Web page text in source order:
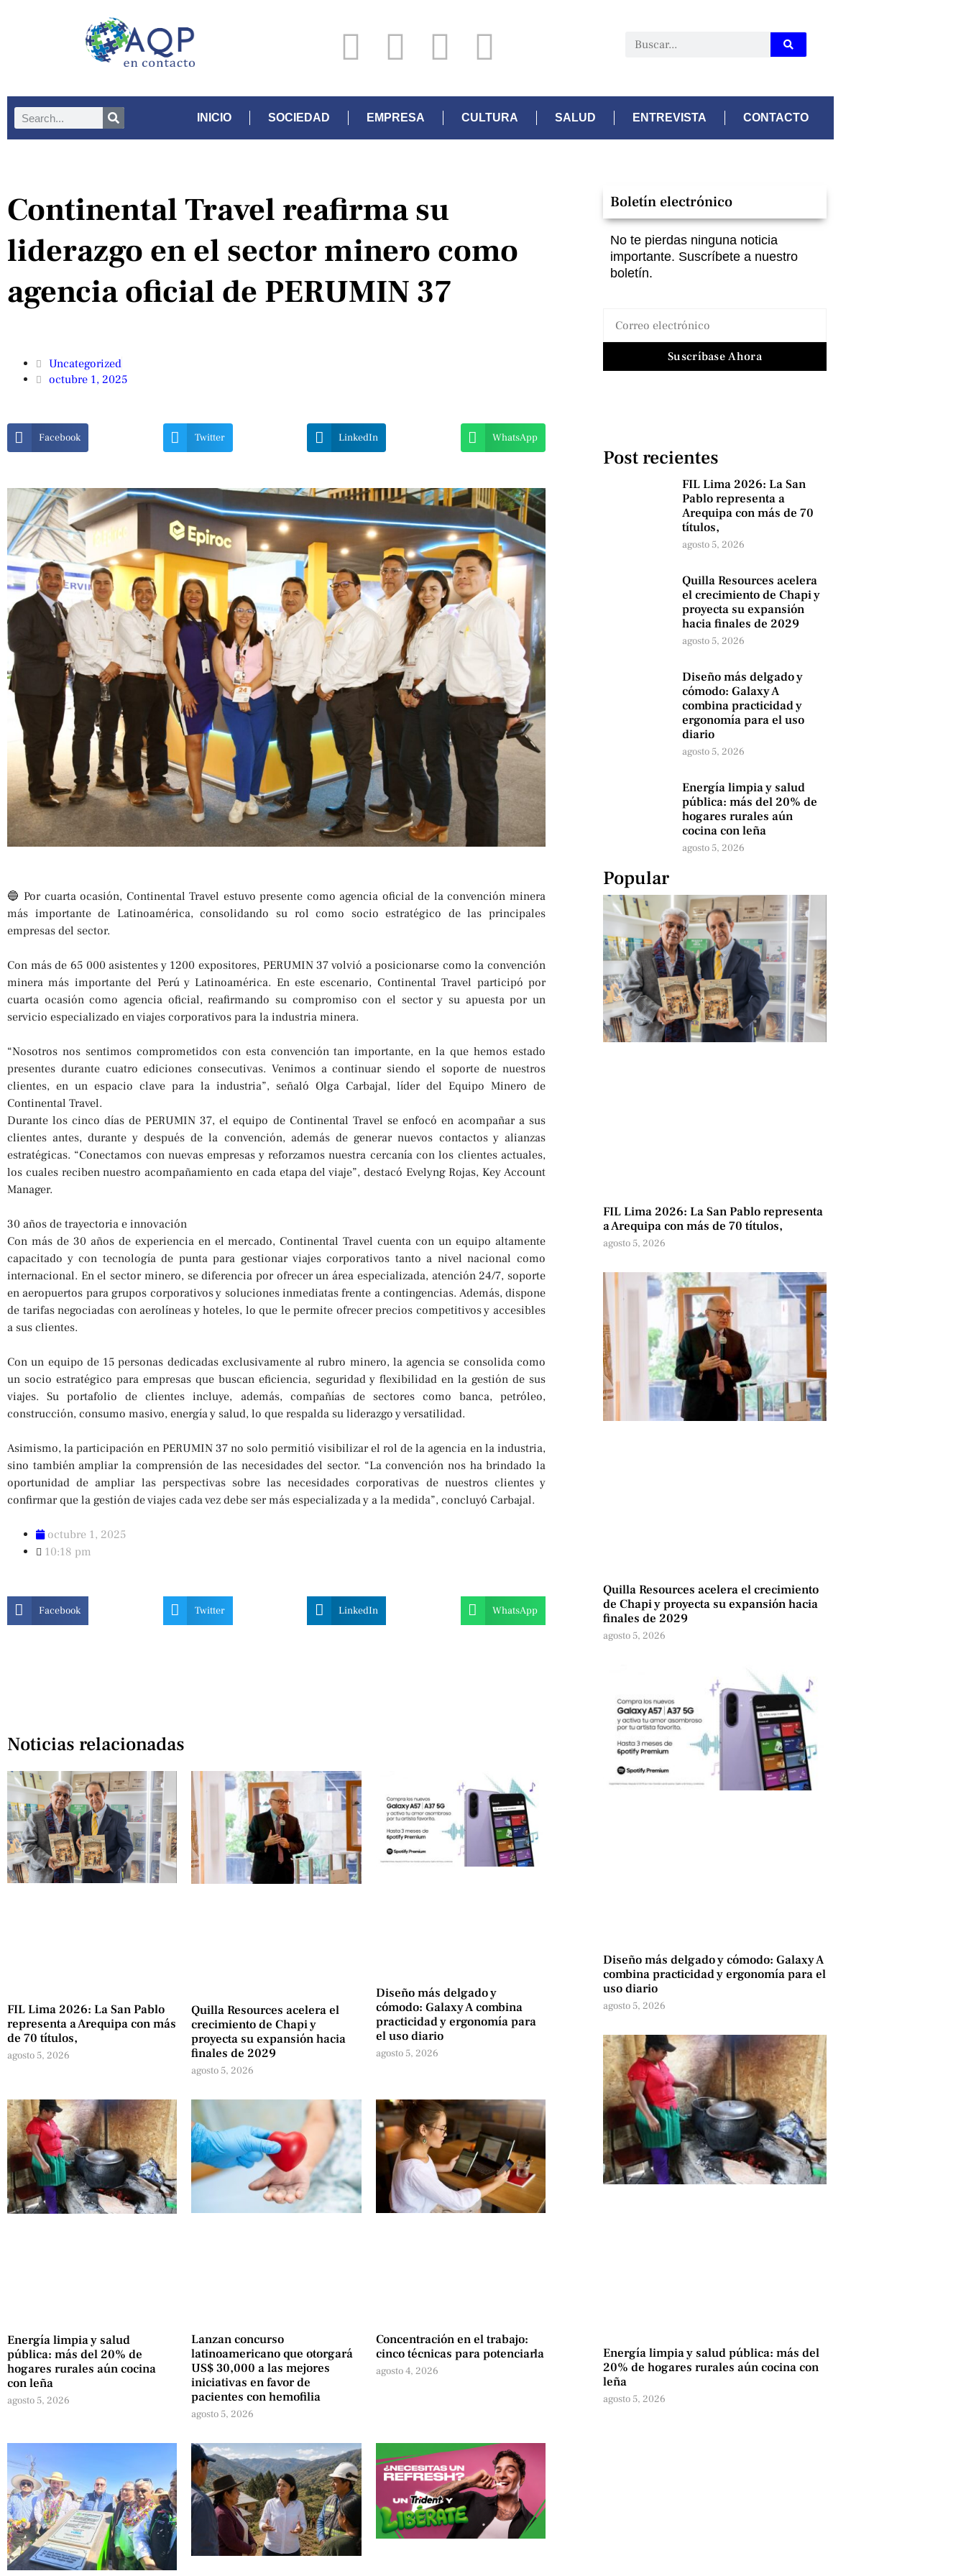
INICIO SOCIEDAD EMPRESA CULTURA SALUD ENTREVISTA CONTACTO
Continental Travel reafirma su
liderazgo en el sector minero como
agencia oficial de PERUMIN 37
Uncategorized
octubre 1, 2025
Facebook Twitter LinkedIn WhatsApp
🔵 Por cuarta ocasión, Continental Travel estuvo presente como agencia oficial de la convención minera
más importante de Latinoamérica, consolidando su rol como socio estratégico de las principales
empresas del sector.
Con más de 65 000 asistentes y 1200 expositores, PERUMIN 37 volvió a posicionarse como la convención
minera más importante del Perú y Latinoamérica. En este escenario, Continental Travel participó por
cuarta ocasión como agencia oficial, reafirmando su compromiso con el sector y su apuesta por un
servicio especializado en viajes corporativos para la industria minera.
“Nosotros nos sentimos comprometidos con esta convención tan importante, en la que hemos estado
presentes durante cuatro ediciones consecutivas. Venimos a continuar siendo el soporte de nuestros
clientes, en un espacio clave para la industria”, señaló Olga Carbajal, líder del Equipo Minero de
Continental Travel.
Durante los cinco días de PERUMIN 37, el equipo de Continental Travel se enfocó en acompañar a sus
clientes antes, durante y después de la convención, además de generar nuevos contactos y alianzas
estratégicas. “Conectamos con nuevas empresas y reforzamos nuestra cercanía con los clientes actuales,
los cuales reciben nuestro acompañamiento en cada etapa del viaje”, destacó Evelyng Rojas, Key Account
Manager.
30 años de trayectoria e innovación
Con más de 30 años de experiencia en el mercado, Continental Travel cuenta con un equipo altamente
capacitado y con tecnología de punta para gestionar viajes corporativos tanto a nivel nacional como
internacional. En el sector minero, se diferencia por ofrecer un área especializada, atención 24/7, soporte
en aeropuertos para grupos corporativos y soluciones inmediatas frente a contingencias. Además, dispone
de tarifas negociadas con aerolíneas y hoteles, lo que le permite ofrecer precios competitivos y accesibles
a sus clientes.
Con un equipo de 15 personas dedicadas exclusivamente al rubro minero, la agencia se consolida como
un socio estratégico para empresas que buscan eficiencia, seguridad y flexibilidad en la gestión de sus
viajes. Su portafolio de clientes incluye, además, compañías de sectores como banca, petróleo,
construcción, consumo masivo, energía y salud, lo que respalda su liderazgo y versatilidad.
Asimismo, la participación en PERUMIN 37 no solo permitió visibilizar el rol de la agencia en la industria,
sino también ampliar la comprensión de las necesidades del sector. “La convención nos ha brindado la
oportunidad de ampliar las perspectivas sobre las necesidades corporativas de nuestros clientes y
confirmar que la gestión de viajes cada vez debe ser más especializada y a la medida”, concluyó Carbajal.
octubre 1, 2025
10:18 pm
Facebook Twitter LinkedIn WhatsApp
Noticias relacionadas
FIL Lima 2026: La San Pablo
representa a Arequipa con más
de 70 títulos,
agosto 5, 2026
Quilla Resources acelera el
crecimiento de Chapi y
proyecta su expansión hacia
finales de 2029
agosto 5, 2026
Diseño más delgado y
cómodo: Galaxy A combina
practicidad y ergonomía para
el uso diario
agosto 5, 2026
Energía limpia y salud
pública: más del 20% de
hogares rurales aún cocina
con leña
agosto 5, 2026
Lanzan concurso
latinoamericano que otorgará
US$ 30,000 a las mejores
iniciativas en favor de
pacientes con hemofilia
agosto 5, 2026
Concentración en el trabajo:
cinco técnicas para potenciarla
agosto 4, 2026
Boletín electrónico
No te pierdas ninguna noticia
importante. Suscríbete a nuestro
boletín.
Suscríbase Ahora
Post recientes
FIL Lima 2026: La San
Pablo representa a
Arequipa con más de 70
títulos,
agosto 5, 2026
Quilla Resources acelera
el crecimiento de Chapi y
proyecta su expansión
hacia finales de 2029
agosto 5, 2026
Diseño más delgado y
cómodo: Galaxy A
combina practicidad y
ergonomía para el uso
diario
agosto 5, 2026
Energía limpia y salud
pública: más del 20% de
hogares rurales aún
cocina con leña
agosto 5, 2026
Popular
FIL Lima 2026: La San Pablo representa
a Arequipa con más de 70 títulos,
agosto 5, 2026
Quilla Resources acelera el crecimiento
de Chapi y proyecta su expansión hacia
finales de 2029
agosto 5, 2026
Diseño más delgado y cómodo: Galaxy A
combina practicidad y ergonomía para el
uso diario
agosto 5, 2026
Energía limpia y salud pública: más del
20% de hogares rurales aún cocina con
leña
agosto 5, 2026